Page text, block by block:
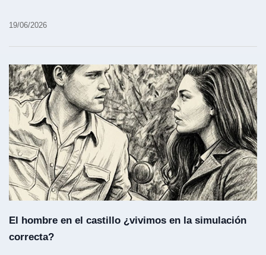
19/06/2026
El hombre en el castillo ¿vivimos en la simulación
correcta?